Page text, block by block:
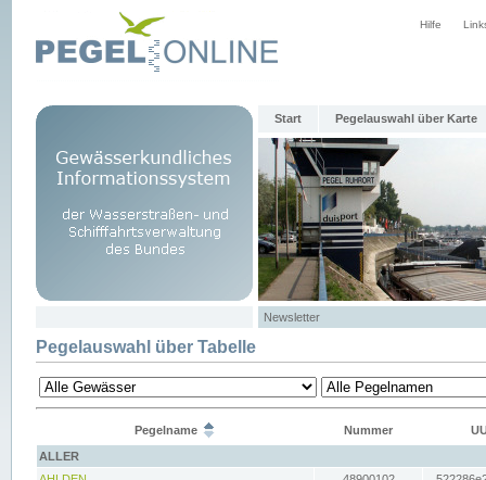
Hilfe
Start Pegelauswahl über Karte
Newsletter
Pegelauswahl über Tabelle
Pegelname Nummer
ALLER